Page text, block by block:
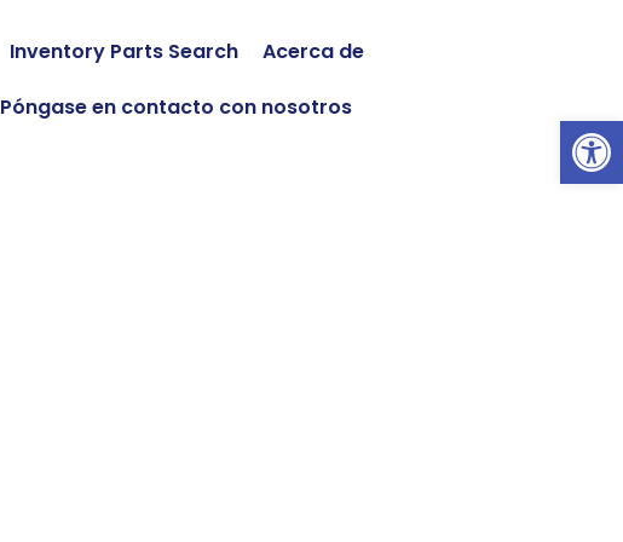
Abrir
Inventory Parts Search
Acerca de
Póngase en contacto con nosotros